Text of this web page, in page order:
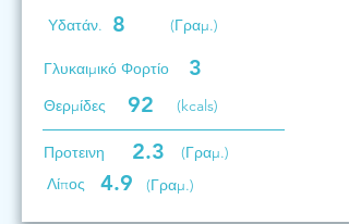
Υδατάν. 8 (Γραμ.)
Γλυκαιμικό Φορτίο 3
Θερμίδες 92 (kcals)
Προτεινη 2.3
(Γραμ.)
Λίπος
4.9 (Γραμ.)